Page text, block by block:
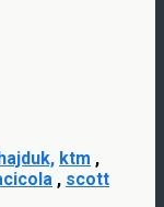
ktm ,
, scott